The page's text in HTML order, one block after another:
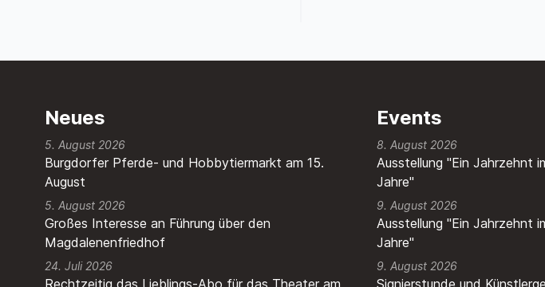
Neues
Burgdorfer Pferde- und Hobbytiermarkt am 15.
August
5. August 2026
Großes Interesse an Führung über den
Magdalenenfriedhof
5. August 2026
Rechtzeitig das Lieblings-Abo für das Theater am
24. Juli 2026
Events
8. August 2026
Ausstellung "Ein Jahrzehnt
Jahre"
9. August 2026
Ausstellung "Ein Jahrzehnt
Jahre"
9. August 2026
Signierstunde und